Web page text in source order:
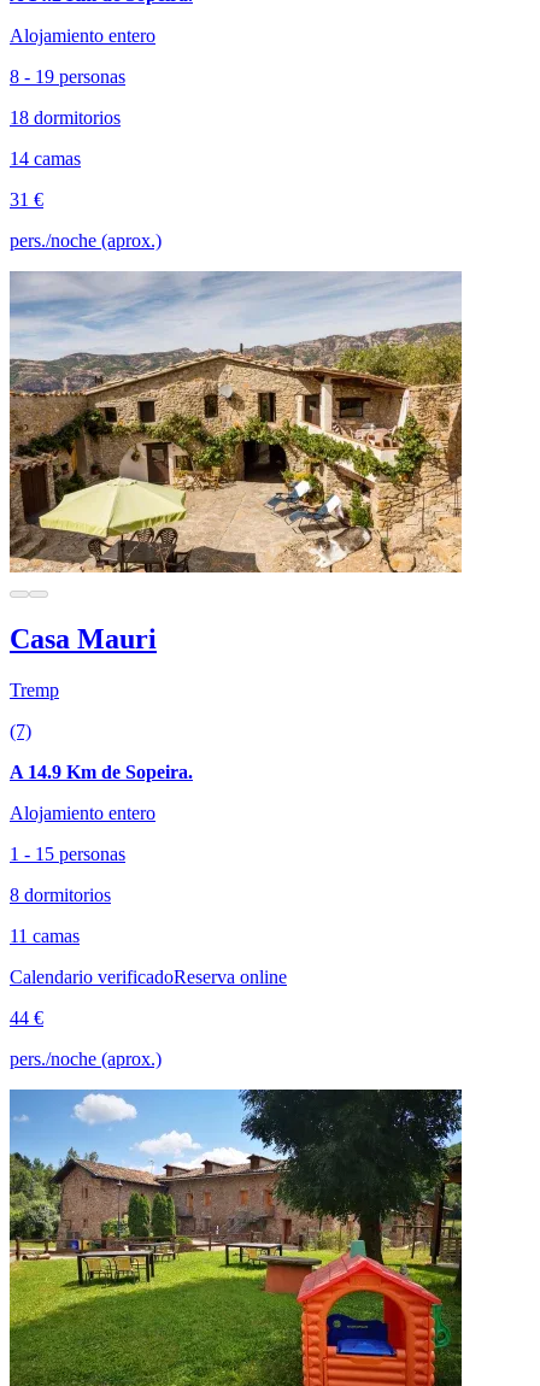
Alojamiento entero
8 - 19 personas
18 dormitorios
14 camas
31 €
pers./noche (aprox.)
Casa Mauri
Tremp
(7)
A 14.9 Km de Sopeira.
Alojamiento entero
1 - 15 personas
8 dormitorios
11 camas
Calendario verificadoReserva online
44 €
pers./noche (aprox.)